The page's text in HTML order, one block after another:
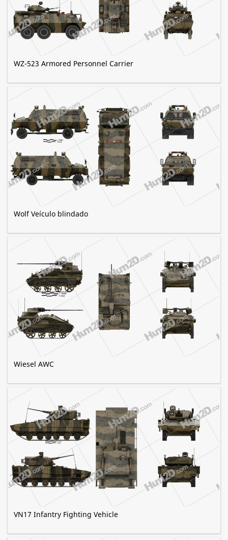
WZ-523 Armored Personnel Carrier
Wolf Veículo blindado
Wiesel AWC
VN17 Infantry Fighting Vehicle